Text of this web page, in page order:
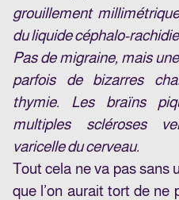
grouillement
du liquide céphalo-
Pas de migraine, mais
parfois de bizarres
thymie. Les braïns
multiples scléroses
varicelle du cerveau.
Tout cela ne va pas sans
que l’on aurait tort de ne